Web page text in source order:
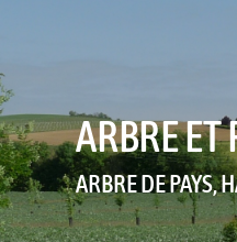
ARBRE ET
ARBRE DE PAYS,